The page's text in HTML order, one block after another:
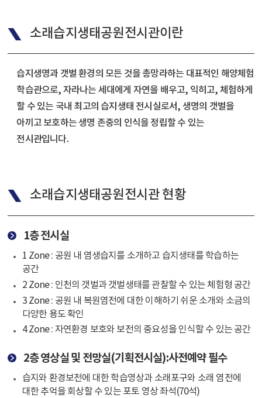
소래습지생태공원전시관이란
습지생명과 갯벌 환경의 모든 것을 총망라하는 대표적인 해양체험
학습관으로, 자라나는 세대에게 자연을 배우고, 익히고, 체험하게
할 수 있는 국내 최고의 습지생태 전시실로서, 생명의 갯벌을
아끼고 보호하는 생명 존중의 인식을 정립할 수 있는
전시관입니다.
소래습지생태공원전시관 현황
1층 전시실
1 Zone : 공원 내 염생습지를 소개하고 습지생태를 학습하는
공간
2 Zone : 인천의 갯벌과 갯벌생태를 관찰할 수 있는 체험형 공간
3 Zone : 공원 내 복원염전에 대한 이해하기 쉬운 소개와 소금의
다양한 용도 확인
4 Zone : 자연환경 보호와 보전의 중요성을 인식할 수 있는 공간
2층 영상실 및 전망실(기획전시실):사전예약 필수
습지와 환경보전에 대한 학습영상과 소래포구와 소래 염전에
대한 추억을 회상할 수 있는 포토 영상 좌석(70석)